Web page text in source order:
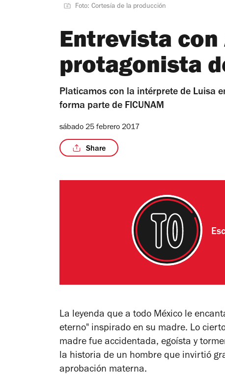
Foto: Cortesía de la producción
Entrevista con
protagonista
Platicamos con la intérprete de Luisa
forma parte de FICUNAM
sábado 25 febrero 2017
Share
La leyenda que a todo México le
eterno" inspirado en su madre. Lo
madre fue accidentada, egoísta y
la historia de un hombre que invirtió
aprobación materna.